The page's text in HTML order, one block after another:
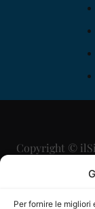
Per fornire le
Copyright ©